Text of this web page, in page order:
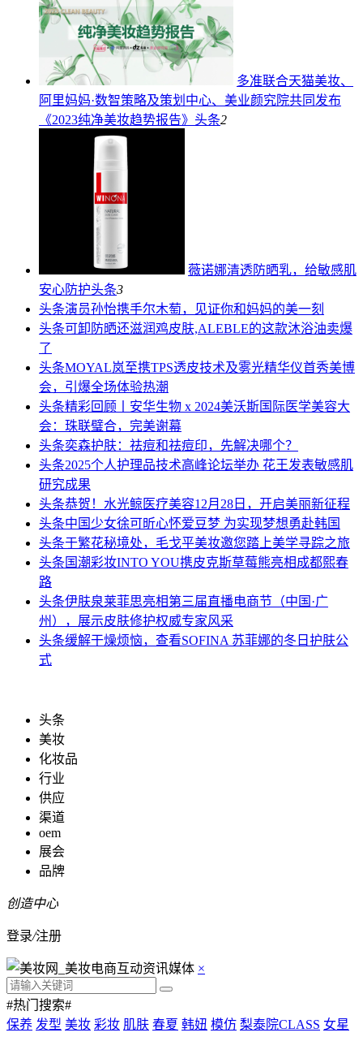
多准联合天猫美妆、
阿里妈妈·数智策略及策划中心、美业颜究院共同发布
《2023纯净美妆趋势报告》 头条2
薇诺娜清透防晒乳，给敏感肌
安心防护头条3
头条演员孙怡携手尔木萄，见证你和妈妈的美一刻
头条可卸防晒还滋润鸡皮肤,ALEBLE的这款沐浴油卖爆
了
头条MOYAL岚至携TPS透皮技术及雾光精华仪首秀美博
会，引爆全场体验热潮
头条精彩回顾丨安华生物 x 2024美沃斯国际医学美容大
会：珠联璧合，完美谢幕
头条奕森护肤：祛痘和祛痘印，先解决哪个？
头条2025个人护理品技术高峰论坛举办 花王发表敏感肌
研究成果
头条恭贺！水光鲸医疗美容12月28日，开启美丽新征程
头条中国少女徐可昕心怀爱豆梦 为实现梦想勇赴韩国
头条于繁花秘境处，毛戈平美妆邀您踏上美学寻踪之旅
头条 国潮彩妆INTO YOU携皮克斯草莓熊亮相成都熙春
路
头条伊肤泉莱菲思亮相第三届直播电商节（中国·广
州），展示皮肤修护权威专家风采
头条缓解干燥烦恼，查看SOFINA 苏菲娜的冬日护肤公
式
头条
美妆
化妆品
行业
供应
渠道
oem
展会
品牌
创造中心
登录/注册
×
#热门搜索#
保养 发型 美妆 彩妆 肌肤 春夏 韩妞 模仿 梨泰院CLASS 女星